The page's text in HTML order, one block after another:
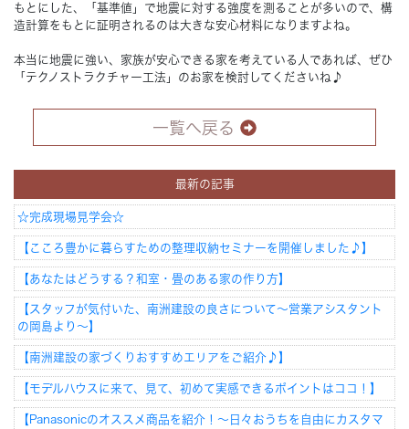
もとにした、「基準値」で地震に対する強度を測ることが多いので、構
造計算をもとに証明されるのは大きな安心材料になりますよね。
本当に地震に強い、家族が安心できる家を考えている人であれば、ぜひ
「テクノストラクチャー工法」のお家を検討してくださいね♪
一覧へ戻る
最新の記事
☆完成現場見学会☆
【こころ豊かに暮らすための整理収納セミナーを開催しました♪】
【あなたはどうする？和室・畳のある家の作り方】
【スタッフが気付いた、南洲建設の良さについて～営業アシスタント
の岡島より～】
【南洲建設の家づくりおすすめエリアをご紹介♪】
【モデルハウスに来て、見て、初めて実感できるポイントはココ！】
【Panasonicのオススメ商品を紹介！～日々おうちを自由にカスタマ